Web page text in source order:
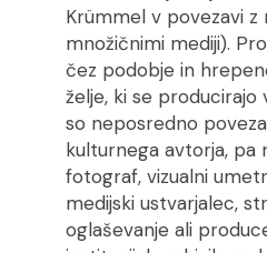
Krümmel v povezavi z
množičnimi mediji).
čez podobje in
želje, ki se producirajo
so neposredno
kulturnega avtorja, pa
fotograf, vizualni
medijski ustvarjalec,
oglaševanje ali